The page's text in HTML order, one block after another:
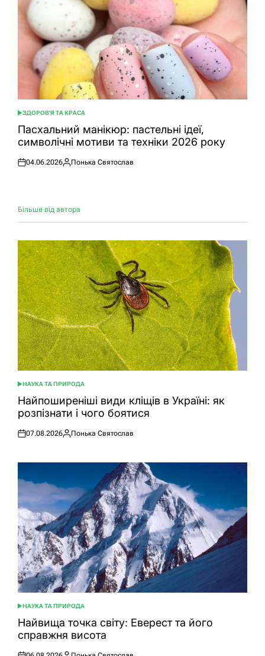
ОПУБЛІКУВАТИ
У
ЗДОРОВ'Я ТА КРАСА
Пасхальний манікюр: пастельні ідеї,
символічні мотиви та техніки 2026 року
Оприлюднено
04.06.2026
Опубліковано
Понька Святослав
Більше від автора
ОПУБЛІКУВАТИ
У
НАУКА ТА ПРИРОДА
Найпоширеніші види кліщів в Україні: як
розпізнати і чого боятися
Оприлюднено
07.08.2026
Опубліковано
Понька Святослав
ОПУБЛІКУВАТИ
У
НАУКА ТА ПРИРОДА
Найвища точка світу: Еверест та його
справжня висота